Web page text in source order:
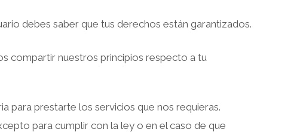
debes saber que tus derechos están garantizados.
compartir nuestros principios respecto a tu
para prestarte los servicios que nos requieras.
para cumplir con la ley o en el caso de que